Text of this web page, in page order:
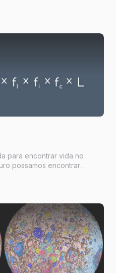
para encontrar vida no
possamos encontrar